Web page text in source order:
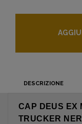
DESCRIZIONE
CAP DEUS EX
TRUCKER